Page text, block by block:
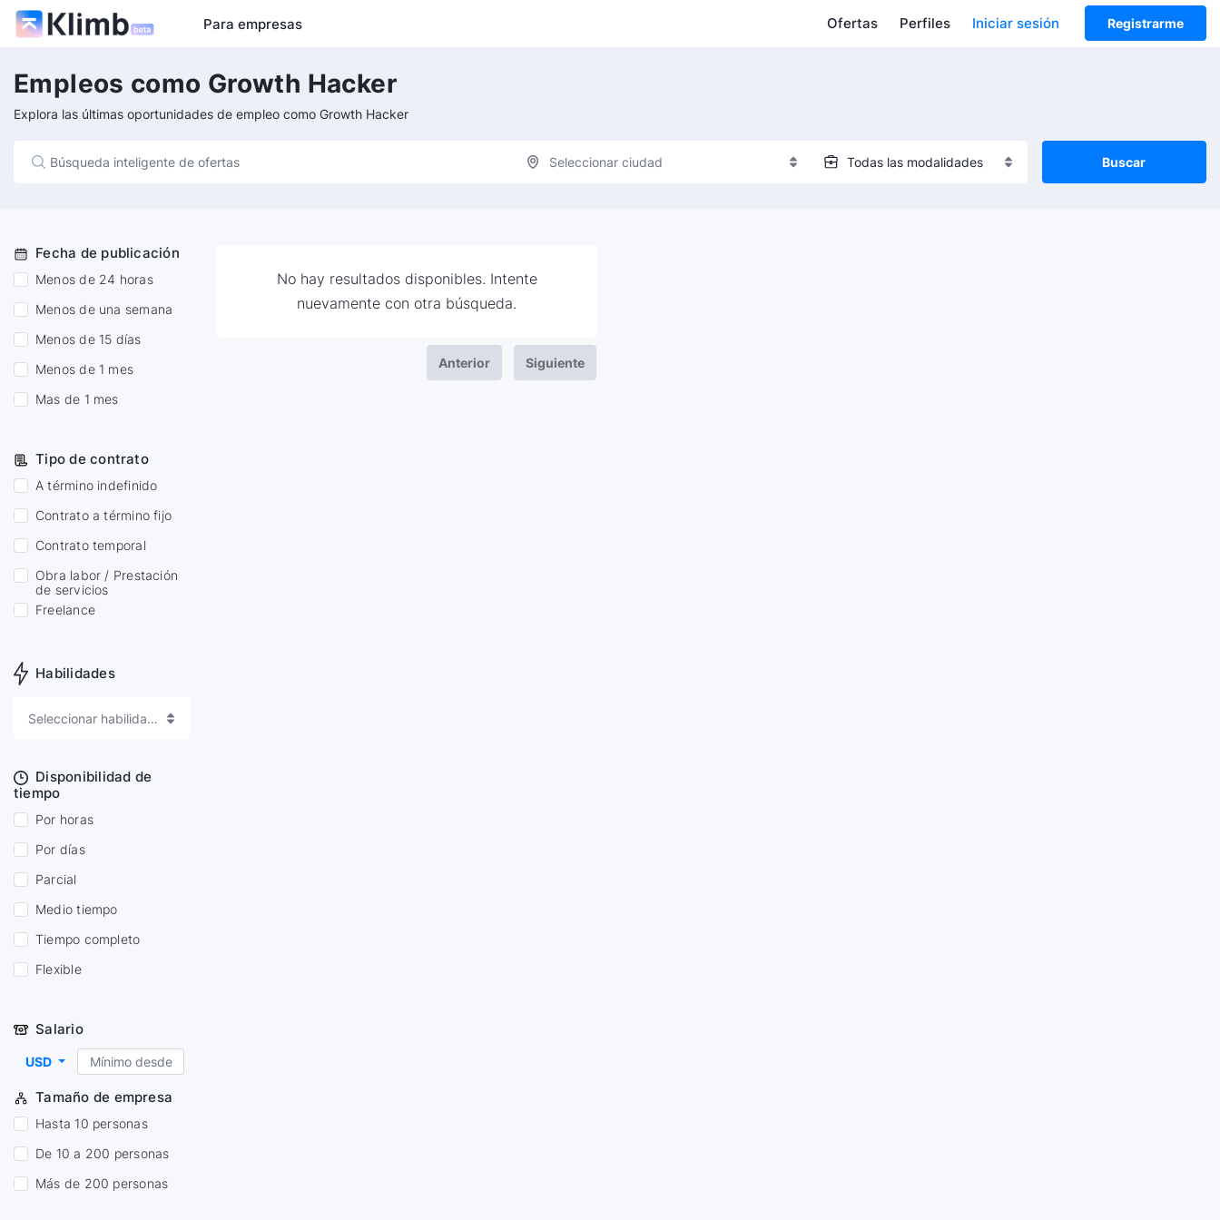
Para empresas Ofertas Perfiles Iniciar sesión Registrarme
Empleos como Growth Hacker
Explora las últimas oportunidades de empleo como Growth Hacker
Seleccionar ciudad Todas las modalidades Buscar
Fecha de publicación
Menos de 24 horas
Menos de una semana
Menos de 15 días
Menos de 1 mes
Mas de 1 mes
Tipo de contrato
A término indefinido
Contrato a término fijo
Contrato temporal
Obra labor / Prestación
de servicios
Freelance
Habilidades
Seleccionar habilidades
Disponibilidad de
tiempo
Por horas
Por días
Parcial
Medio tiempo
Tiempo completo
Flexible
Salario
USD
Tamaño de empresa
Hasta 10 personas
De 10 a 200 personas
Más de 200 personas
No hay resultados disponibles. Intente
nuevamente con otra búsqueda.
Anterior Siguiente